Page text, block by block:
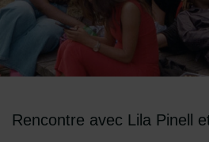
Rencontre avec Lila Pinell